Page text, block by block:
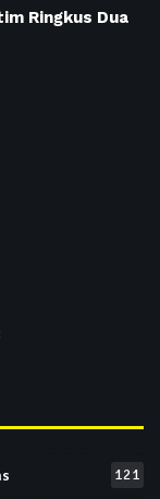
Ringkus Dua
121